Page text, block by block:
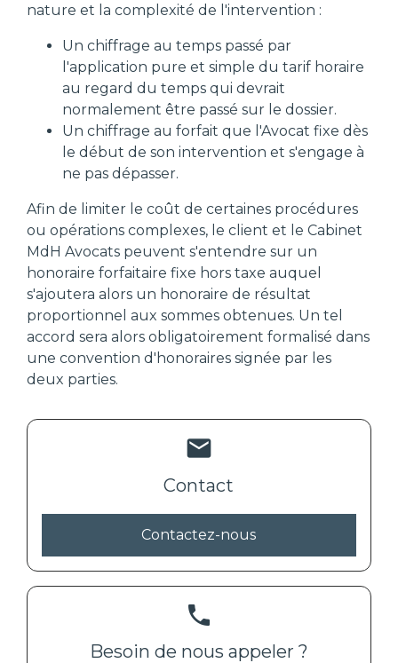
nature et la complexité de l'intervention :
Un chiffrage au temps passé par
l'application pure et simple du tarif horaire
au regard du temps qui devrait
normalement être passé sur le dossier.
Un chiffrage au forfait que l'Avocat fixe dès
le début de son intervention et s'engage à
ne pas dépasser.
Afin de limiter le coût de certaines procédures
ou opérations complexes, le client et le Cabinet
MdH Avocats peuvent s'entendre sur un
honoraire forfaitaire fixe hors taxe auquel
s'ajoutera alors un honoraire de résultat
proportionnel aux sommes obtenues. Un tel
accord sera alors obligatoirement formalisé dans
une convention d'honoraires signée par les
deux parties.
mail
Contact
Contactez-nous
phone
Besoin de nous appeler ?